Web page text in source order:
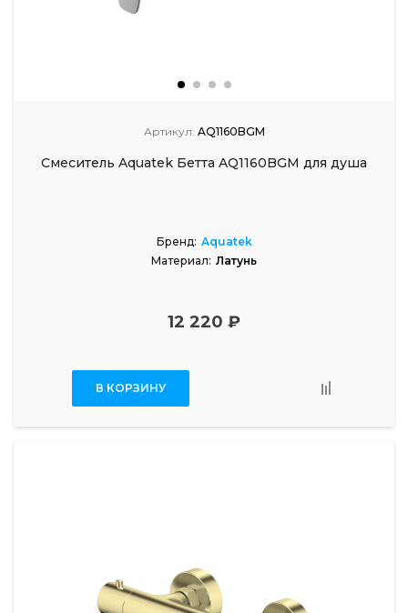
Артикул: AQ1160BGM
Смеситель Aquatek Бетта AQ1160BGM для душа
Бренд: Aquatek
Материал: Латунь
12 220 ₽
В КОРЗИНУ